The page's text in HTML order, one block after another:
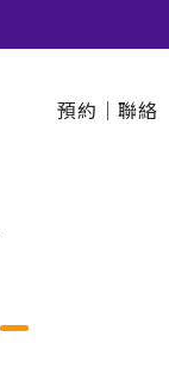
預約｜聯絡